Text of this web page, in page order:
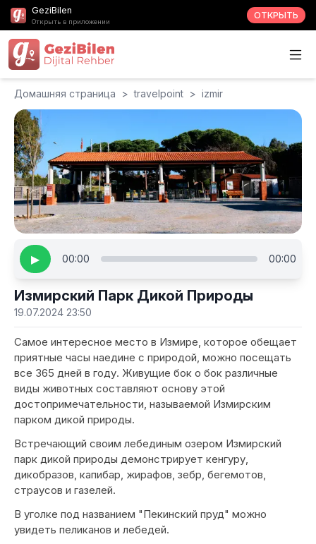
GeziBilen
Открыть в приложении
ОТКРЫТЬ
Домашняя страница > travelpoint > izmir
▶ 00:00 00:00
Измирский Парк Дикой Природы
19.07.2024 23:50
Самое интересное место в Измире, которое обещает
приятные часы наедине с природой, можно посещать
все 365 дней в году. Живущие бок о бок различные
виды животных составляют основу этой
достопримечательности, называемой Измирским
парком дикой природы.
Встречающий своим лебединым озером Измирский
парк дикой природы демонстрирует кенгуру,
дикобразов, капибар, жирафов, зебр, бегемотов,
страусов и газелей.
В уголке под названием "Пекинский пруд" можно
увидеть пеликанов и лебедей.